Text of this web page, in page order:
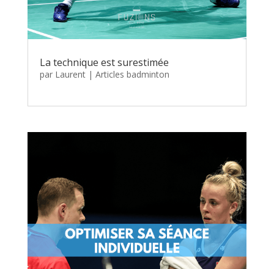
La technique est surestimée
par Laurent| Articles badminton